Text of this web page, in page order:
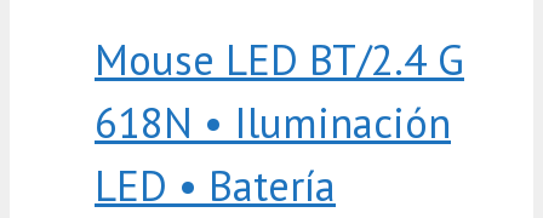
Mouse LED BT/2.4 G
618N • Iluminación
LED • Batería